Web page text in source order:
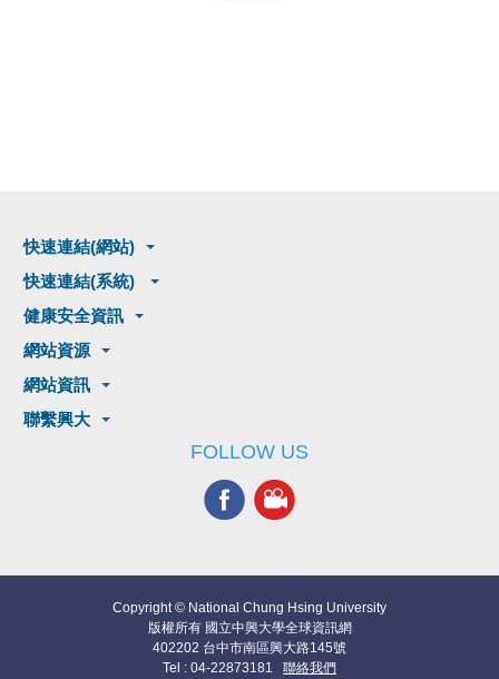
快速連結(網站)
快速連結(系統)
健康安全資訊
網站資源
網站資訊
聯繫興大
FOLLOW US
Copyright © National Chung Hsing University
版權所有 國立中興大學全球資訊網
402202 台中市南區興大路145號
Tel : 04-22873181 聯絡我們